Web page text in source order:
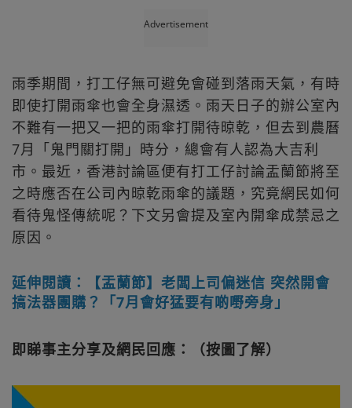
Advertisement
雨季期間，打工仔無可避免會碰到落雨天氣，有時
即使打開雨傘也會全身濕透。雨天日子的辦公室內
不難有一把又一把的雨傘打開待晾乾，但去到農曆
7月「鬼門關打開」時分，總會有人認為大吉利
市。最近，香港討論區便有打工仔討論盂蘭節將至
之時應否在公司內晾乾雨傘的議題，究竟網民如何
看待鬼怪傳統呢？下文另會提及室內開傘成禁忌之
原因。
延伸閱讀：【盂蘭節】老闆上司偏迷信 突然開會
搞法器團購？「7月會好猛要有啲嘢旁身」
即睇事主分享及網民回應：（按圖了解）